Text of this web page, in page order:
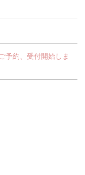
予約、受付開始しま